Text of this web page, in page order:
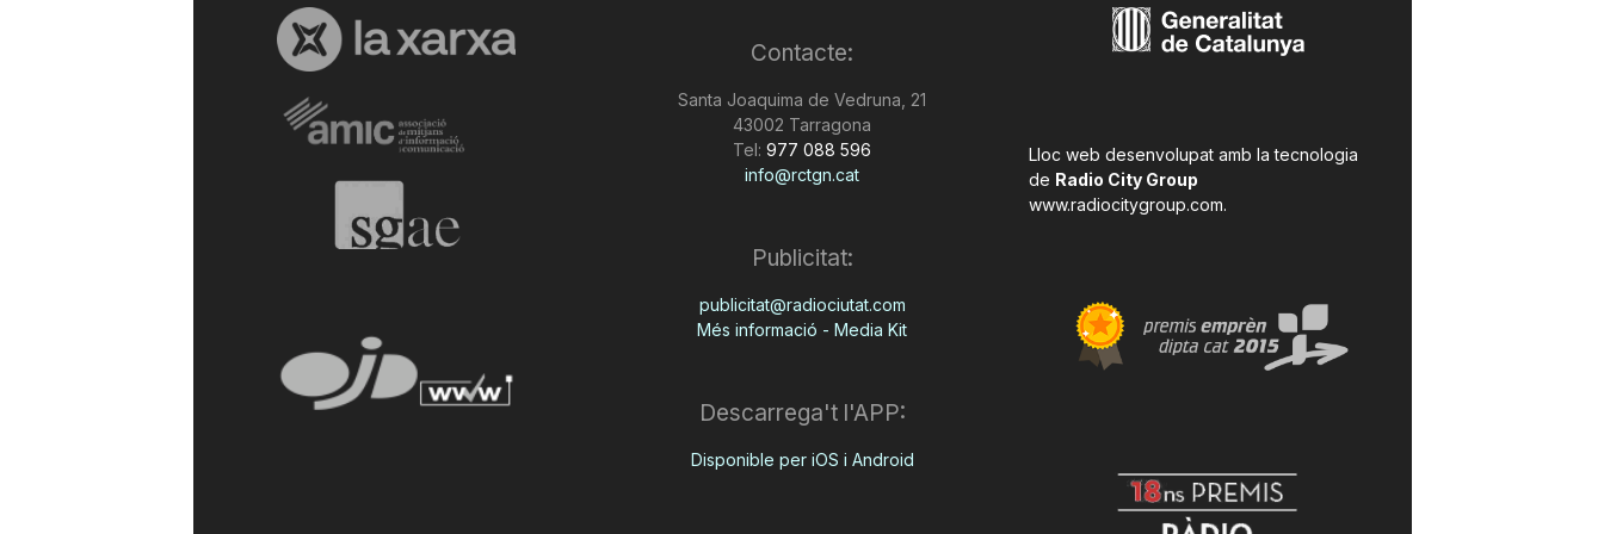
Contacte:
Santa Joaquima de Vedruna, 21
43002 Tarragona
Tel: 977 088 596
info@rctgn.cat
Publicitat:
publicitat@radiociutat.com
Més informació - Media Kit
Descarrega't l'APP:
Disponible per iOS i Android
Lloc web desenvolupat amb la tecnologia
de Radio City Group
www.radiocitygroup.com.